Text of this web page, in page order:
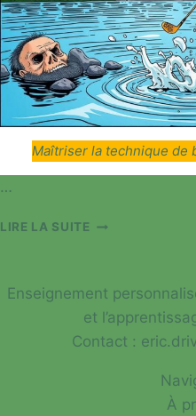
Maîtriser la technique de
…
LIRE LA SUITE VITESSE-
Enseignement
et
Contact :
À